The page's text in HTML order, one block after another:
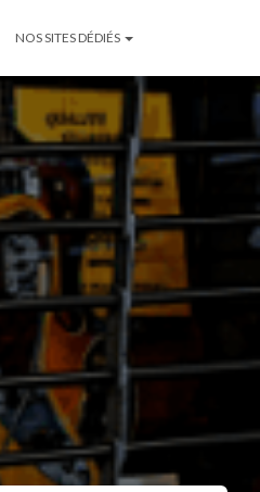
NOS SITES DÉDIÉS